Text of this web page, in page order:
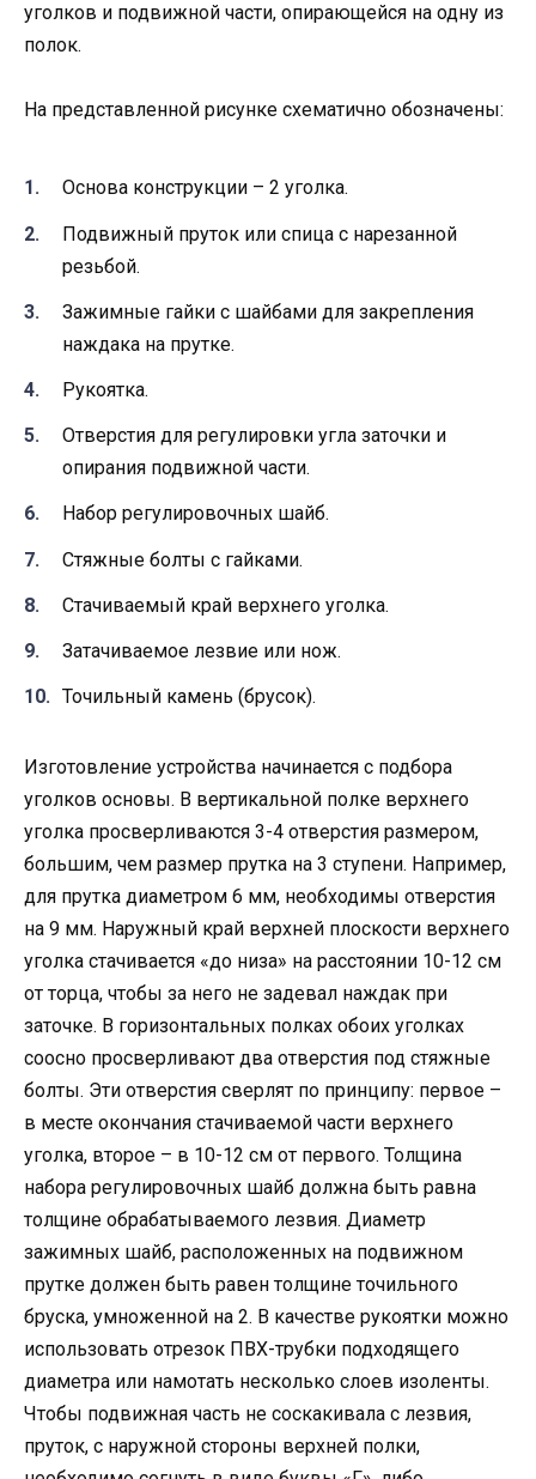
уголков и подвижной части, опирающейся на одну из
полок.
На представленной рисунке схематично обозначены:
Основа конструкции – 2 уголка.
Подвижный пруток или спица с нарезанной
резьбой.
Зажимные гайки с шайбами для закрепления
наждака на прутке.
Рукоятка.
Отверстия для регулировки угла заточки и
опирания подвижной части.
Набор регулировочных шайб.
Стяжные болты с гайками.
Стачиваемый край верхнего уголка.
Затачиваемое лезвие или нож.
Точильный камень (брусок).
Изготовление устройства начинается с подбора
уголков основы. В вертикальной полке верхнего
уголка просверливаются 3-4 отверстия размером,
большим, чем размер прутка на 3 ступени. Например,
для прутка диаметром 6 мм, необходимы отверстия
на 9 мм. Наружный край верхней плоскости верхнего
уголка стачивается «до низа» на расстоянии 10-12 см
от торца, чтобы за него не задевал наждак при
заточке. В горизонтальных полках обоих уголках
соосно просверливают два отверстия под стяжные
болты. Эти отверстия сверлят по принципу: первое –
в месте окончания стачиваемой части верхнего
уголка, второе – в 10-12 см от первого. Толщина
набора регулировочных шайб должна быть равна
толщине обрабатываемого лезвия. Диаметр
зажимных шайб, расположенных на подвижном
прутке должен быть равен толщине точильного
бруска, умноженной на 2. В качестве рукоятки можно
использовать отрезок ПВХ-трубки подходящего
диаметра или намотать несколько слоев изоленты.
Чтобы подвижная часть не соскакивала с лезвия,
пруток, с наружной стороны верхней полки,